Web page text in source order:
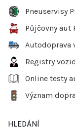
Pneuservisy
Půjčovny aut
Autodoprava
Registry
Online testy
Význam
HLEDÁNÍ